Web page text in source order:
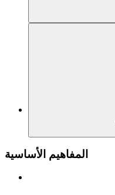
المفاهيم الأساسية